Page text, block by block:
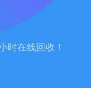
时在线回收！